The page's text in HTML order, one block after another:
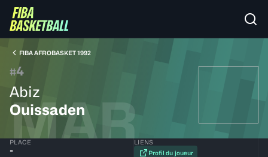
FIBA AFROBASKET 1992
#4
Abiz
Ouissaden
MAR
PLACE
-
LIENS
Profil du joueur